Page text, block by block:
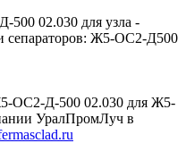
500 02.030 для узла -
сепараторов: Ж5-ОС2-Д500
ОС2-Д-500 02.030 для Ж5-
УралПромЛуч в